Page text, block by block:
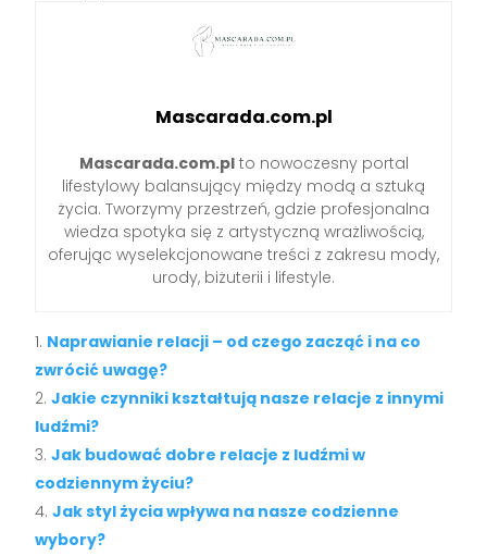
Mascarada.com.pl
Mascarada.com.plto nowoczesny portal
lifestylowy balansujący między modą a sztuką
życia. Tworzymy przestrzeń, gdzie profesjonalna
wiedza spotyka się z artystyczną wrażliwością,
oferując wyselekcjonowane treści z zakresu mody,
urody, biżuterii i lifestyle.
Naprawianie relacji – od czego zacząć i na co
zwrócić uwagę?
Jakie czynniki kształtują nasze relacje z innymi
ludźmi?
Jak budować dobre relacje z ludźmi w
codziennym życiu?
Jak styl życia wpływa na nasze codzienne
wybory?